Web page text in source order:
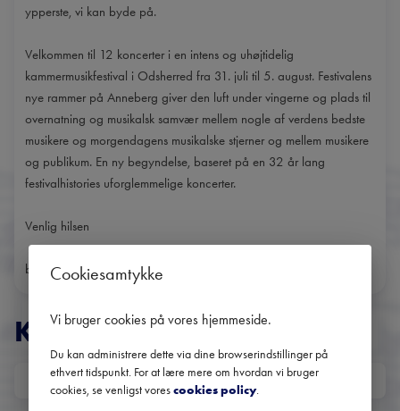
ypperste, vi kan byde på.
Velkommen til 12 koncerter i en intens og uhøjtidelig
kammermusikfestival i Odsherred fra 31. juli til 5. august. Festivalens
nye rammer på Anneberg giver den luft under vingerne og plads til
overnatning og musikalsk samvær mellem nogle af verdens bedste
musikere og morgendagens musikalske stjerner og mellem musikere
og publikum. En ny begyndelse, baseret på en 32 år lang
festivalhistories uforglemmelige koncerter.
Venlig hilsen
bestyrelsen
KONCERTER
DATO
Cookiesamtykke
Vi bruger cookies på vores hjemmeside.
Du kan administrere dette via dine browserindstillinger på
ethvert tidspunkt. For at lære mere om hvordan vi bruger
cookies, se venligst vorescookies policy.